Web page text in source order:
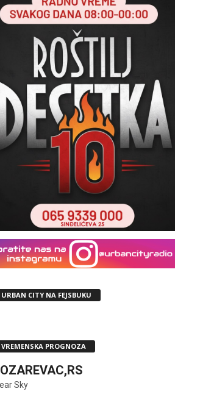
URBAN CITY NA FEJSBUKU
VREMENSKA PROGNOZA
Sky